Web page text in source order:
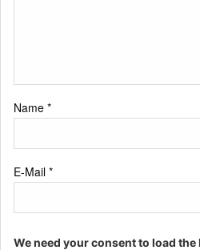
Name *
E-Mail *
We need your consent to load the